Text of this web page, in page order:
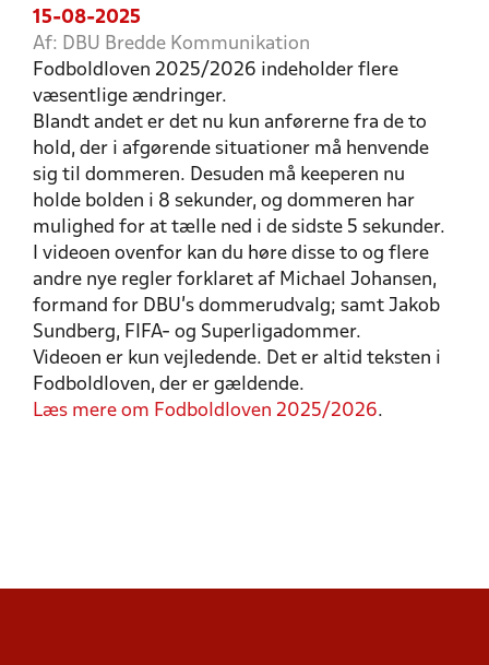
15-08-2025
Af: DBU Bredde Kommunikation
Fodboldloven 2025/2026 indeholder flere
væsentlige ændringer.
Blandt andet er det nu kun anførerne fra de to
hold, der i afgørende situationer må henvende
sig til dommeren. Desuden må keeperen nu
holde bolden i 8 sekunder, og dommeren har
mulighed for at tælle ned i de sidste 5 sekunder.
I videoen ovenfor kan du høre disse to og flere
andre nye regler forklaret af Michael Johansen,
formand for DBU's dommerudvalg; samt Jakob
Sundberg, FIFA- og Superligadommer.
Videoen er kun vejledende. Det er altid teksten i
Fodboldloven, der er gældende.
Læs mere om Fodboldloven 2025/2026.